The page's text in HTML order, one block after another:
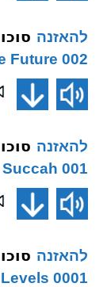
להאזנה סוכות 002
002 Nowadays and the Future
להאזנה סוכות 001 אור
001 Self-Nullification In The Succah
להאזנה סוכות 0001 לך אכול
Levels